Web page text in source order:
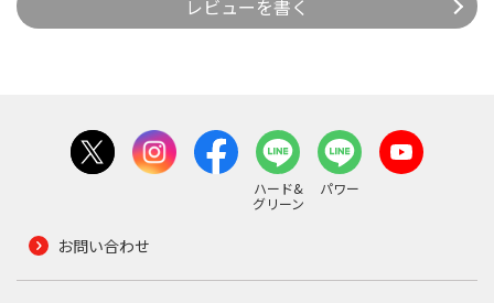
レビューを書く
ハード&
グリーン
パワー
お問い合わせ